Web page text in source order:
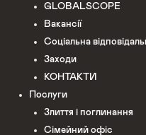
GLOBALSCOPE
Вакансії
Соціальна
Заходи
КОНТАКТИ
Послуги
Злиття і поглинання
Сімейний офіс